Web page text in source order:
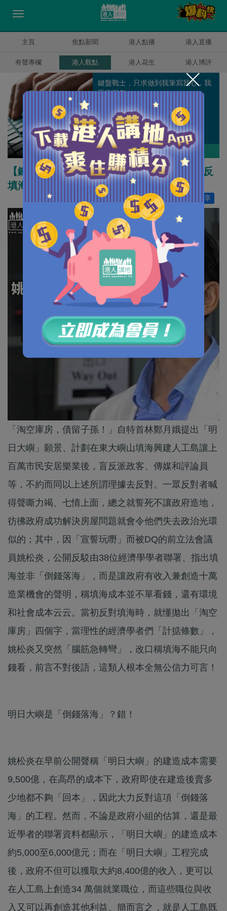
主頁 焦點新聞 港人點播 港人直播
有聲專欄 港人觀點 港人花生 港人博評
健良
鍵盤戰士，只求做到我筆寫我心，我
手寫我口。
作者其他博評
【鐵筆錚錚】一時講錢一時講環境 姚松炎為反
填海「龍門任搬」
分享
讚好 315
「淘空庫房，債留子孫！」自特首林鄭月娥提出「明
日大嶼」願景、計劃在東大嶼山填海興建人工島讓上
百萬市民安居樂業後，盲反派政客、傳媒和評論員
等，不約而同以上述所謂理據去反對。一眾反對者喊
得聲嘶力竭、七情上面，總之就誓死不讓政府造地，
彷彿政府成功解決房屋問題就會令他們失去政治光環
似的；其中，因「宣誓玩嘢」而被DQ的前立法會議
員姚松炎，公開反駁由38位經濟學學者聯署、指出填
海並非「倒錢落海」，而是讓政府有收入兼創造十萬
造業機會的聲明，稱填海成本並不單看錢，還有環境
和社會成本云云。當初反對填海時，就懂拋出「淘空
庫房」四個字，當理性的經濟學者們「計掂條數」，
姚松炎又突然「腦筋急轉彎」，改口稱填海不能只向
錢看，前言不對後語，這類人根本全無公信力可言！
明日大嶼是「倒錢落海」？錯！
姚松炎在早前公開聲稱「明日大嶼」的建造成本需要
9,500億，在高昂的成本下，政府即使在建造後賣多
少地都不夠「回本」，因此大力反對這項「倒錢落
海」的工程。然而，不論是政府小組的估算，還是最
近學者的聯署資料都顯示，「明日大嶼」的建造成本
約5,000至6,000億元；而在「明日大嶼」工程完成
後，政府不但可以獲取大約8,400億的收入，更可以
在人工島上創造34 萬個就業職位，而這些職位與收
入又可以再創造其他利益。簡而言之，就是人工島既